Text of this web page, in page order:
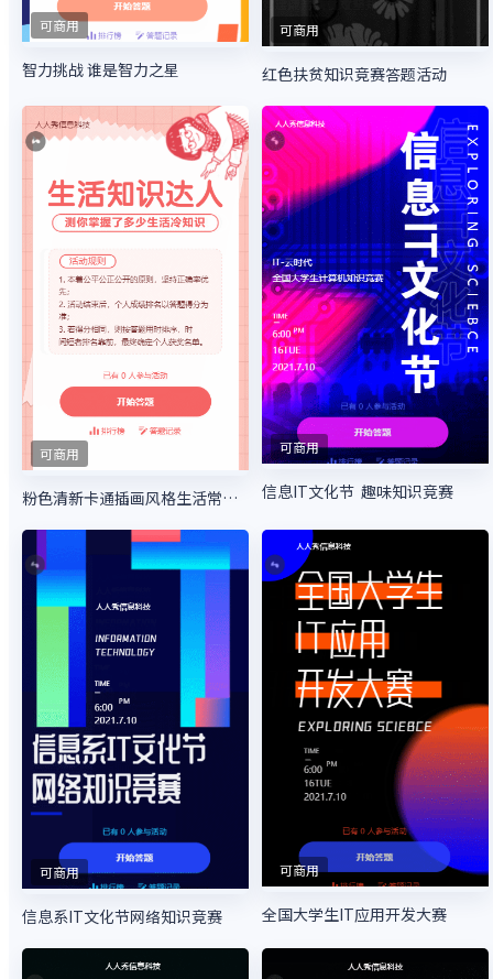
可商用
智力挑战 谁是智力之星
可商用
红色扶贫知识竞赛答题活动
可商用
粉色清新卡通插画风格生活常识答题活动
可商用
信息IT文化节 趣味知识竞赛
可商用
信息系IT文化节网络知识竞赛
可商用
全国大学生IT应用开发大赛